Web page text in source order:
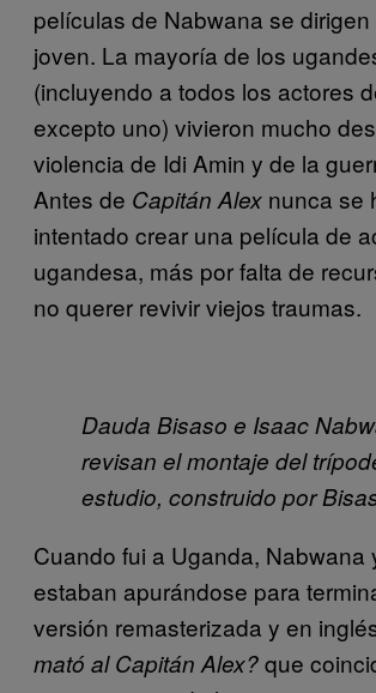
películas de Nabwana se
joven. La mayoría de los
(incluyendo a todos los actores
excepto uno) vivieron mucho
violencia de Idi Amin y de la
Antes de Capitán Alex nunca se
intentado crear una película de
ugandesa, más por falta de
no querer revivir viejos traumas.
Dauda Bisaso e Isaac
revisan el montaje del
estudio, construido por
Cuando fui a Uganda, Nabwana
estaban apurándose para
versión remasterizada y en
mató al Capitán Alex?que